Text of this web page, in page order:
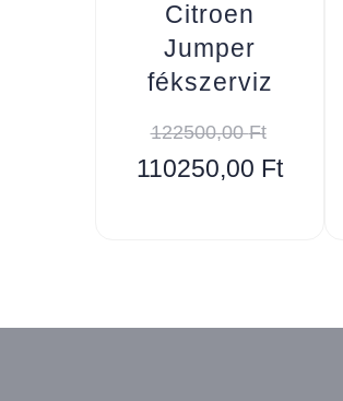
Citroen
Jumper
fékszerviz
122500,00Ft
110250,00 Ft